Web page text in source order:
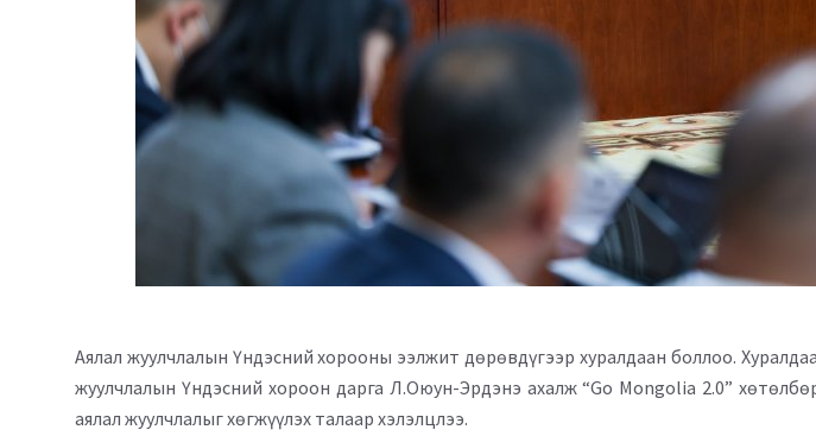
Аялал жуулчлалын Үндэсний хорооны ээлжит дөрөвдүгээр хуралдаан боллоо.
жуулчлалын Үндэсний хороон дарга Л.Оюун-Эрдэнэ ахалж “Go Mongolia 2.0”
аялал жуулчлалыг хөгжүүлэх талаар хэлэлцлээ.